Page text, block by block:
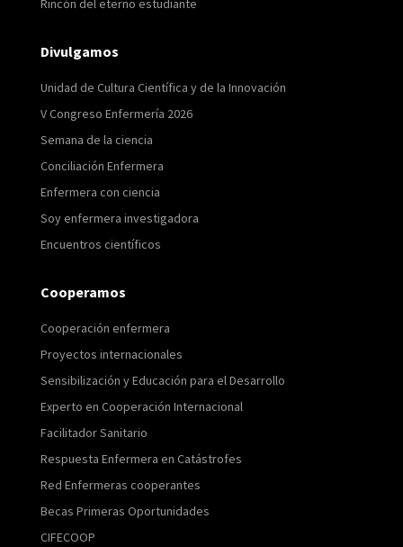
Rincón del eterno estudiante
Divulgamos
Unidad de Cultura Científica y de la Innovación
V Congreso Enfermería 2026
Semana de la ciencia
Conciliación Enfermera
Enfermera con ciencia
Soy enfermera investigadora
Encuentros científicos
Cooperamos
Cooperación enfermera
Proyectos internacionales
Sensibilización y Educación para el Desarrollo
Experto en Cooperación Internacional
Facilitador Sanitario
Respuesta Enfermera en Catástrofes
Red Enfermeras cooperantes
Becas Primeras Oportunidades
CIFECOOP